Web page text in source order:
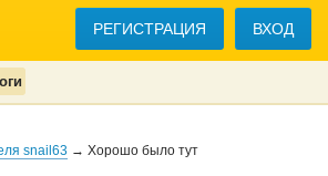
РЕГИСТРАЦИЯ ВХОД
snail63 → Хорошо было тут